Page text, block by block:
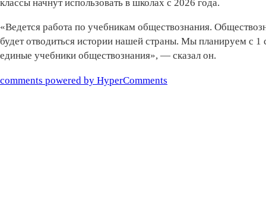
классы начнут использовать в школах с 2026 года.
«Ведется работа по учебникам обществознания.
будет отводиться истории нашей страны. Мы планируем с
единые учебники обществознания», — сказал он.
comments powered by HyperComments